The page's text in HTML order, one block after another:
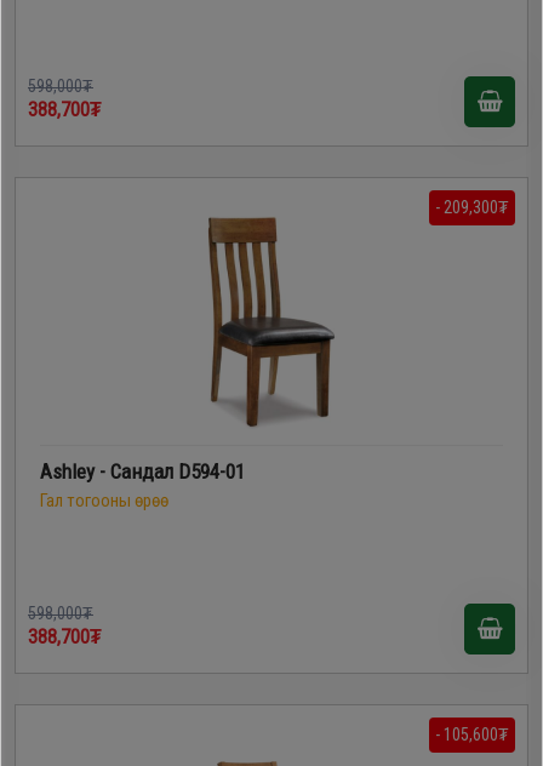
598,000₮
388,700₮
- 209,300₮
Ashley - Сандал D594-01
Гал тогооны өрөө
598,000₮
388,700₮
- 105,600₮